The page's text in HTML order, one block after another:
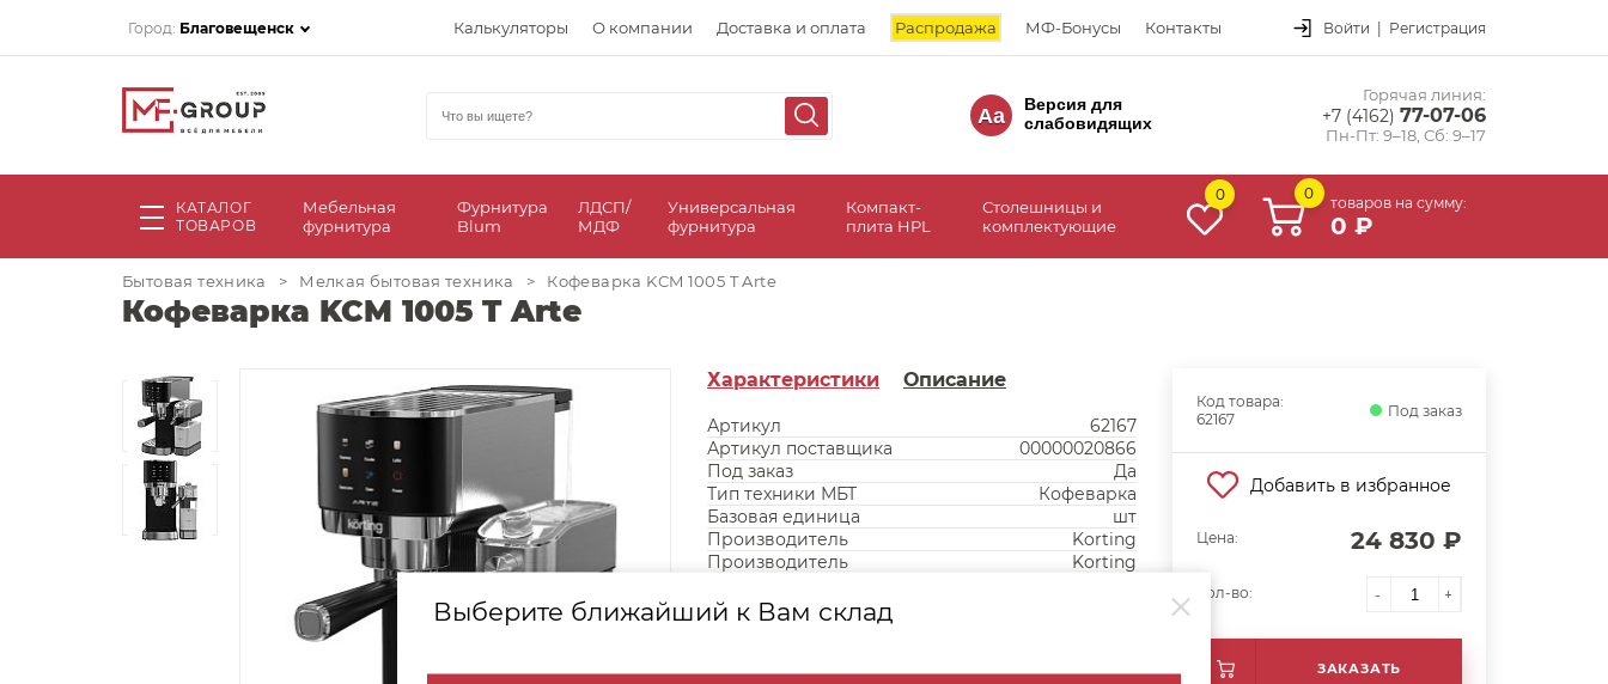
Город: Благовещенск Калькуляторы О компании Доставка и оплата Распродажа МФ-Бонусы Контакты Войти | Регистрация
Aa
Версия для
слабовидящих
Горячая линия:
+7 (4162) 77-07-06
Пн-Пт: 9–18, Сб: 9–17
КАТАЛОГ
ТОВАРОВ
Мебельная
фурнитура
Фурнитура
Blum
ЛДСП/
МДФ
Универсальная
фурнитура
Компакт-
плита HPL
Столешницы и
комплектующие
0 0
товаров на сумму:
0 ₽
Выберите ближайший к Вам склад
Бытовая техника > Мелкая бытовая техника > Кофеварка KCM 1005 T Arte
Кофеварка KCM 1005 T Arte
Характеристики Описание
Артикул
62167
Артикул поставщика
00000020866
Под заказ
Да
Тип техники МБТ
Кофеварка
Базовая единица
шт
Производитель
Korting
Производитель
Korting
Код товара:
62167
Под заказ
Добавить в избранное
Цена: 24 830 ₽
Кол-во: - +
ЗАКАЗАТЬ